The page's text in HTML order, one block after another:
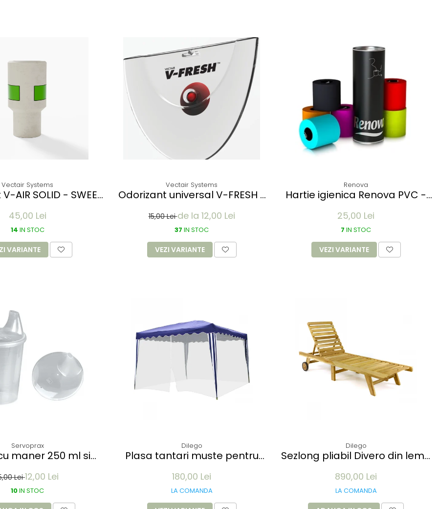
Vectair Systems
AIR SOLID - SWEET
45,00 Lei
14 IN STOC
VARIANTE
Vectair Systems
Odorizant universal V-FRESH -
15,00 Leide la 12,00 Lei
37 IN STOC
VEZI VARIANTE
Renova
Hartie igienica Renova PVC -
25,00 Lei
7 IN STOC
VEZI VARIANTE
Servoprax
maner 250 ml si
plastic transparent
Lei12,00 Lei
10IN STOC
Dilego
Plasa tantari muste pentru
culoare alb
180,00 Lei
LA COMANDA
Dilego
Sezlong pliabil Divero din lemn
cu roti
890,00 Lei
LA COMANDA